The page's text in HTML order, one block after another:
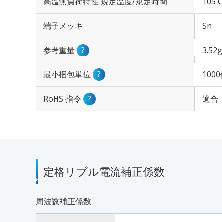
端子メッキ Sn
参考重量 ? 3.52g
最小梱包単位 ? 1000
RoHS 指令 ? 適合
定格リプル電流補正係数
周波数補正係数